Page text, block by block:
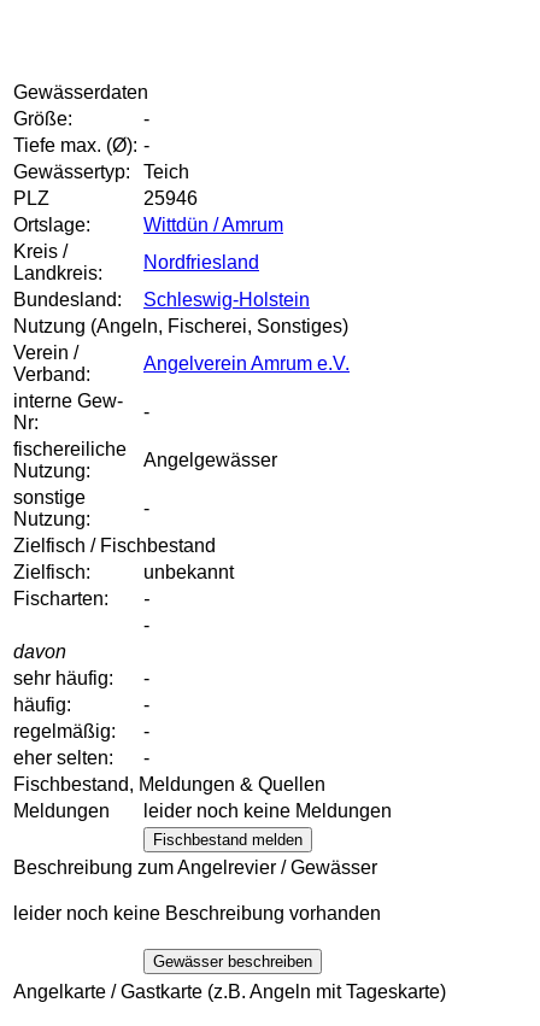
Gewässerdaten
Größe:
-
Tiefe max. (Ø): -
Gewässertyp:
Teich
PLZ
25946
Ortslage:
Wittdün / Amrum
Kreis /
Landkreis:
Nordfriesland
Bundesland:
Schleswig-Holstein
Nutzung (Angeln, Fischerei, Sonstiges)
Verein /
Verband:
Angelverein Amrum e.V.
interne Gew-
Nr:
-
fischereiliche
Nutzung:
Angelgewässer
sonstige
Nutzung:
-
Zielfisch / Fischbestand
Zielfisch:
unbekannt
Fischarten:
-
-
davon
sehr häufig:
-
häufig:
-
regelmäßig:
-
eher selten:
-
Fischbestand, Meldungen & Quellen
Meldungen
leider noch keine Meldungen
Fischbestand melden
Beschreibung zum Angelrevier / Gewässer
leider noch keine Beschreibung vorhanden
Gewässer beschreiben
Angelkarte / Gastkarte (z.B. Angeln mit Tageskarte)